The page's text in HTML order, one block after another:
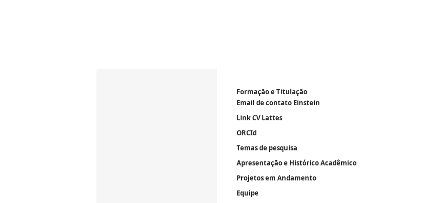
Formação e Titulação
Email de contato Einstein
Link CV Lattes
ORCId
Temas de pesquisa
Apresentação e Histórico Acadêmico
Projetos em Andamento
Equipe